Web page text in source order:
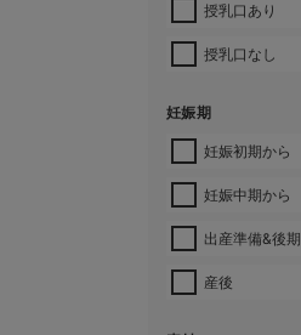
授乳口あり
授乳口なし
妊娠期
妊娠初期から
妊娠中期から
出産準備&後期
産後